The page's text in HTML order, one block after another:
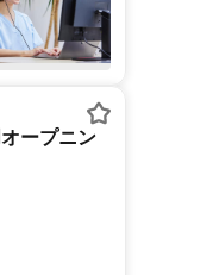
ープニン